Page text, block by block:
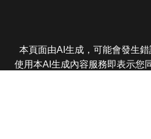
本頁面由AI生成，可能會發生錯
使用本AI生成內容服務即表示您